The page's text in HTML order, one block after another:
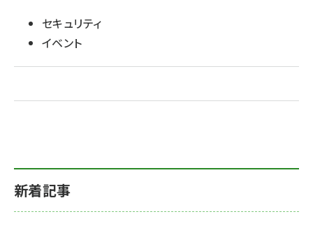
セキュリティ
イベント
新着記事